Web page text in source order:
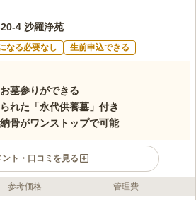
4 沙羅浄苑
なる必要なし 生前申込できる
墓参りができる
れた「永代供養墓」付き
骨がワンストップで可能
ント・口コミを見る
ト
参考価格 管理費